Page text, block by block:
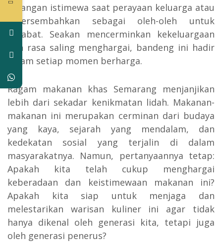
hidangan istimewa saat perayaan keluarga atau
dipersembahkan sebagai oleh-oleh untuk
kerabat. Seakan mencerminkan kekeluargaan
dan rasa saling menghargai, bandeng ini hadir
dalam setiap momen berharga.
Ragam makanan khas Semarang menjanjikan
lebih dari sekadar kenikmatan lidah. Makanan-
makanan ini merupakan cerminan dari budaya
yang kaya, sejarah yang mendalam, dan
kedekatan sosial yang terjalin di dalam
masyarakatnya. Namun, pertanyaannya tetap:
Apakah kita telah cukup menghargai
keberadaan dan keistimewaan makanan ini?
Apakah kita siap untuk menjaga dan
melestarikan warisan kuliner ini agar tidak
hanya dikenal oleh generasi kita, tetapi juga
oleh generasi penerus?